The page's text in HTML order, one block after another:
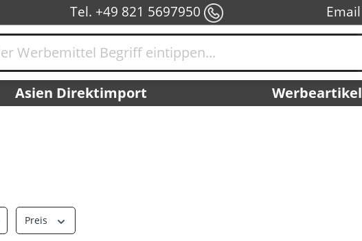
Tel. +49 821 5697950 Email
Asien Direktimport Werbeartikel
Preis